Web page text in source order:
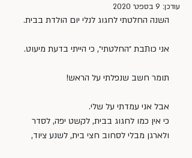
עודכן: 9 בספט׳ 2020
השנה החלטתי לחגוג לנלי יום הולדת בבית.
אני כותבת ״החלטתי״, כי הייתי בדעת מיעוט.
תומר חשב שנפלתי על הראש!
אבל אני עמדתי על שלי.
כי אין כמו לחגוג בבית, לקשט יפה, לסדר
ולארגן מבלי לסחוב חצי בית, לשנע ציוד,